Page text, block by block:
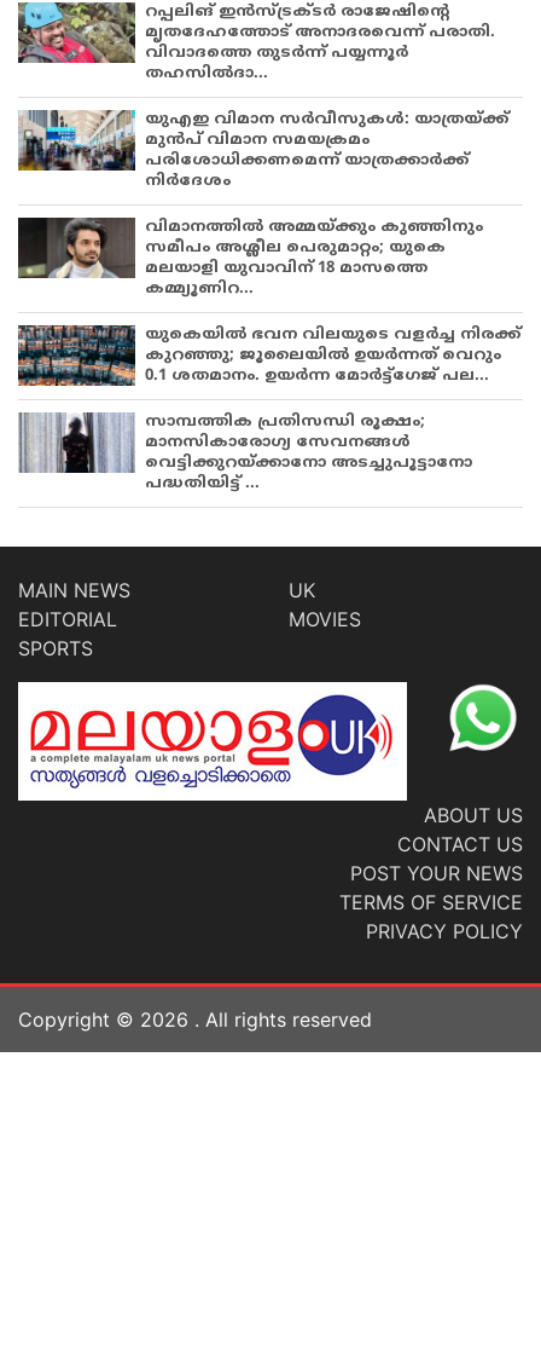
റപ്പലിങ് ഇൻസ്ട്രക്ടർ രാജേഷിന്റെ
മൃതദേഹത്തോട് അനാദരവെന്ന് പരാതി.
വിവാദത്തെ തുടർന്ന് പയ്യന്നൂർ
തഹസിൽദാ...
യുഎഇ വിമാന സർവീസുകൾ: യാത്രയ്ക്ക്
മുൻപ് വിമാന സമയക്രമം
പരിശോധിക്കണമെന്ന് യാത്രക്കാർക്ക്
നിർദേശം
വിമാനത്തിൽ അമ്മയ്ക്കും കുഞ്ഞിനും
സമീപം അശ്ലീല പെരുമാറ്റം; യുകെ
മലയാളി യുവാവിന് 18 മാസത്തെ
കമ്മ്യൂണിറ...
യുകെയിൽ ഭവന വിലയുടെ വളർച്ച നിരക്ക്
കുറഞ്ഞു; ജൂലൈയിൽ ഉയർന്നത് വെറും
0.1 ശതമാനം. ഉയർന്ന മോർട്ട്ഗേജ് പല...
സാമ്പത്തിക പ്രതിസന്ധി രൂക്ഷം;
മാനസികാരോഗ്യ സേവനങ്ങൾ
വെട്ടിക്കുറയ്ക്കാനോ അടച്ചുപൂട്ടാനോ
പദ്ധതിയിട്ട് ...
MAIN NEWS
EDITORIAL
SPORTS
UK
MOVIES
ABOUT US
CONTACT US
POST YOUR NEWS
TERMS OF SERVICE
PRIVACY POLICY
Copyright © 2026 . All rights reserved